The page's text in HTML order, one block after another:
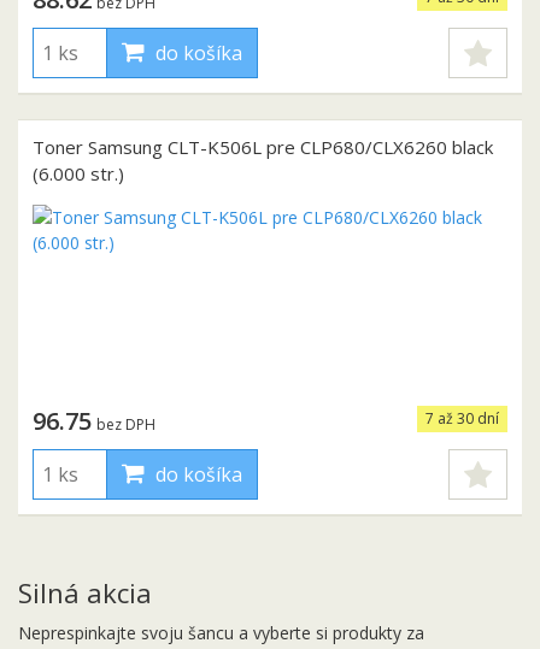
do košíka
Toner Samsung CLT-K506L pre CLP680/CLX6260 black
(6.000 str.)
7 až 30 dní
96.75 bez DPH
do košíka
Silná akcia
Neprespinkajte svoju šancu a vyberte si produkty za